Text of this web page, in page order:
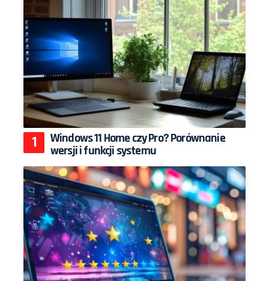
Windows 11 Home czy Pro? Porównanie
wersji i funkcji systemu